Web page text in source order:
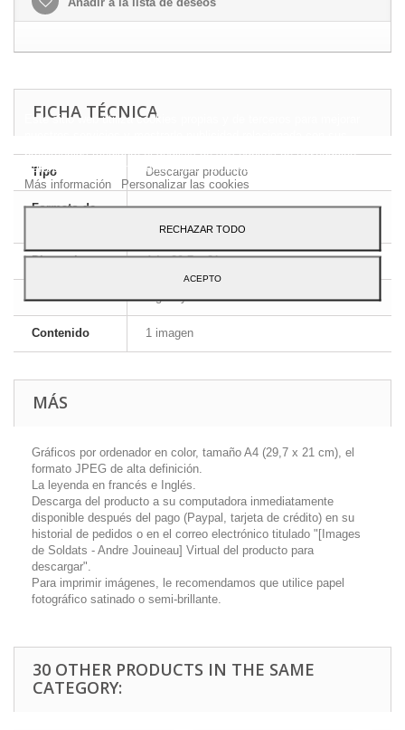
FICHA TÉCNICA
Tipo Descargar producto
Formato de
Dimensiones A4 - 29,7 x 21 cm
Idioma Inglés y francés
Contenido 1 imagen
MÁS
Gráficos por ordenador en color, tamaño A4 (29,7 x 21 cm), el
formato JPEG de alta definición.
La leyenda en francés e Inglés.
Descarga del producto a su computadora inmediatamente
disponible después del pago (Paypal, tarjeta de crédito) en su
historial de pedidos o en el correo electrónico titulado "[Images
de Soldats - Andre Jouineau] Virtual del producto para
descargar".
Para imprimir imágenes, le recomendamos que utilice papel
fotográfico satinado o semi-brillante.
30 OTHER PRODUCTS IN THE SAME
CATEGORY:
Este sitio web utiliza cookies propias y de terceros para mejorar
preferencias mediante el análisis de sus hábitos de navegación.
Para dar su consentimiento sobre su uso pulse el botón Acepto.
Más información
Personalizar las cookies
RECHAZAR TODO
ACEPTO